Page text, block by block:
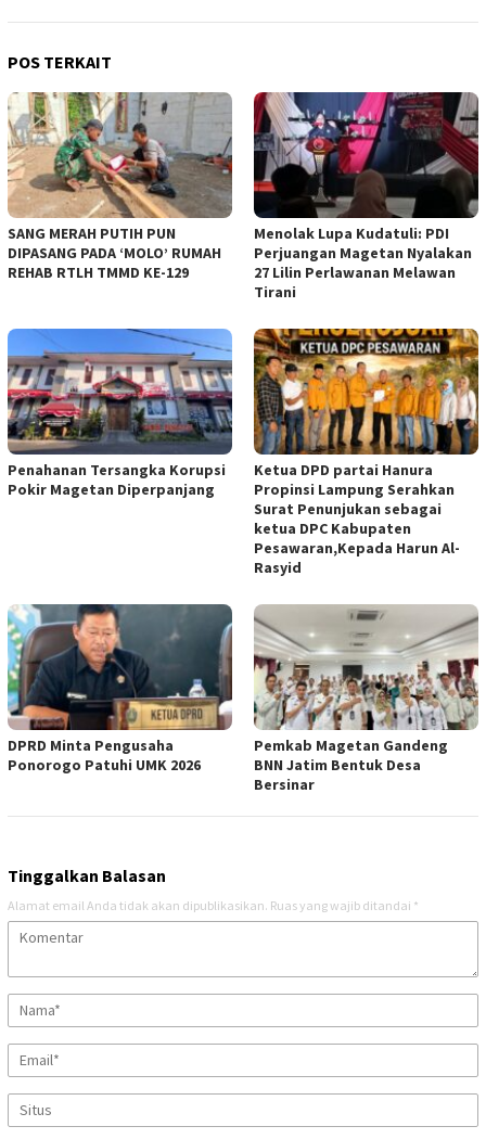
POS TERKAIT
SANG MERAH PUTIH PUN
DIPASANG PADA ‘MOLO’ RUMAH
REHAB RTLH TMMD KE-129
Menolak Lupa Kudatuli: PDI
Perjuangan Magetan Nyalakan
27 Lilin Perlawanan Melawan
Tirani
Penahanan Tersangka Korupsi
Pokir Magetan Diperpanjang
Ketua DPD partai Hanura
Propinsi Lampung Serahkan
Surat Penunjukan sebagai
ketua DPC Kabupaten
Pesawaran,Kepada Harun Al-
Rasyid
DPRD Minta Pengusaha
Ponorogo Patuhi UMK 2026
Pemkab Magetan Gandeng
BNN Jatim Bentuk Desa
Bersinar
Tinggalkan Balasan
Alamat email Anda tidak akan dipublikasikan. Ruas yang wajib ditandai *